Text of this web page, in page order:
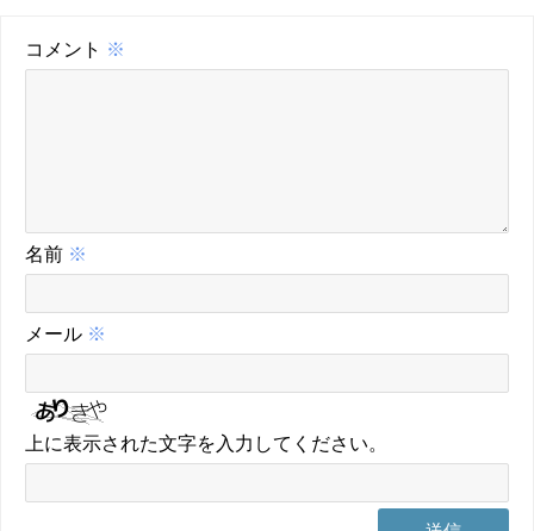
コメント ※
名前 ※
メール ※
上に表示された文字を入力してください。